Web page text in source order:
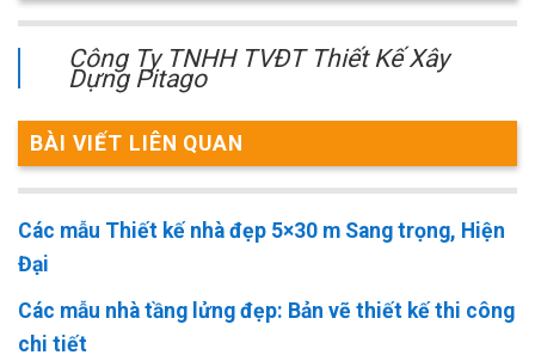
Công Ty TNHH TVĐT Thiết Kế Xây
Dựng Pitago
BÀI VIẾT LIÊN QUAN
Các mẫu Thiết kế nhà đẹp 5×30 m Sang trọng, Hiện
Đại
Các mẫu nhà tầng lửng đẹp: Bản vẽ thiết kế thi công
chi tiết